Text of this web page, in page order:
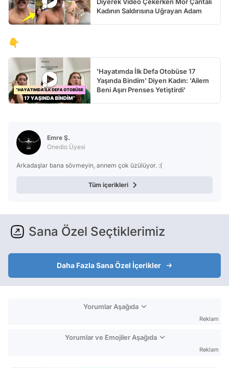
Kadının Saldırısına Uğrayan Adam
👇
'Hayatımda İlk Defa Otobüse 17
Yaşında Bindim' Diyen Kadın: 'Ailem
Beni Aşırı Prenses Yetiştirdi'
Emre Ş.
Onedio Üyesi
Arkadaşlar bana sövmeyin, annem çok üzülüyor. :(
Tüm içerikleri
Sana Özel Seçtiklerimiz
Daha Fazla Sana Özel İçerikler
Yorumlar Aşağıda
Reklam
Yorumlar ve Emojiler Aşağıda
Reklam